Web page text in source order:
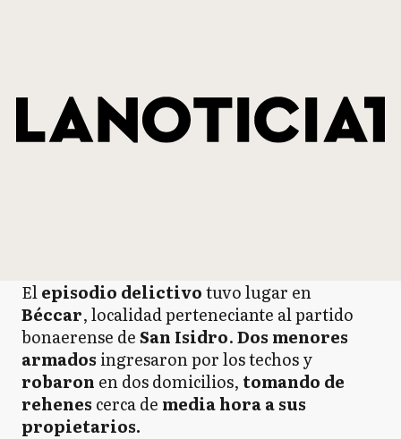
Elepisodio delictivotuvo lugar en
Béccar, localidad perteneciante al partido
bonaerense deSan Isidro.Dos menores
armados ingresaron por los techos y
robaron en dos domicilios, tomando de
rehenes cerca de media hora a sus
propietarios.